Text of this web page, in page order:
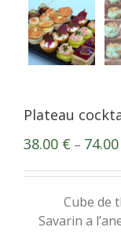
Plateau
38.00 € – 74.00
Cube de
Savarin a